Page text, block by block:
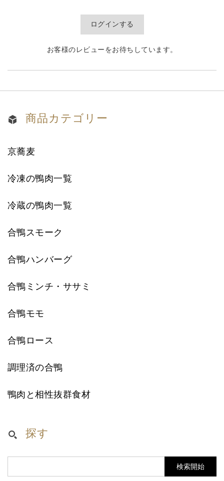
ログインする
お客様のレビューをお待ちしています。
商品カテゴリー
京蕎麦
冷凍の鴨肉一覧
冷蔵の鴨肉一覧
合鴨スモーク
合鴨ハンバーグ
合鴨ミンチ・ササミ
合鴨モモ
合鴨ロース
調理済の合鴨
鴨肉と相性抜群食材
探す